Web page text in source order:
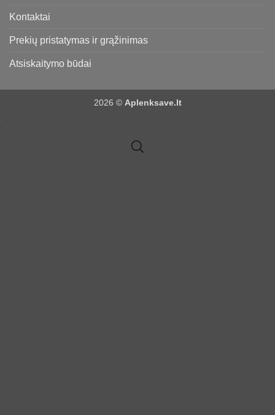
Kontaktai
Prekių pristatymas ir grąžinimas
Atsiskaitymo būdai
2026 © Aplenksave.lt